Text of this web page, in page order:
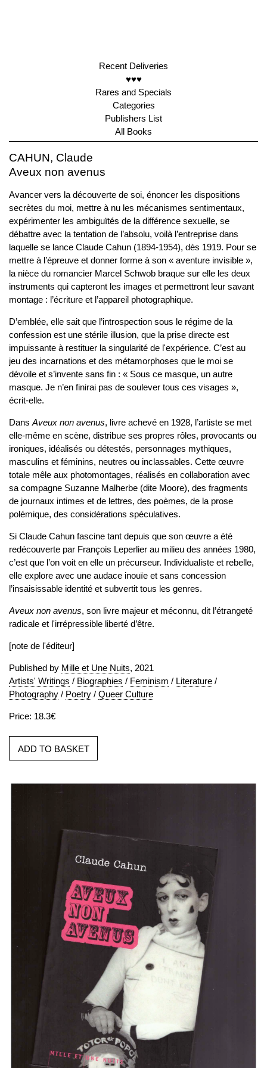
Recent Deliveries
♥♥♥
Rares and Specials
Categories
Publishers List
All Books
CAHUN, Claude
Aveux non avenus
Avancer vers la découverte de soi, énoncer les dispositions
secrètes du moi, mettre à nu les mécanismes sentimentaux,
expérimenter les ambiguïtés de la différence sexuelle, se
débattre avec la tentation de l’absolu, voilà l’entreprise dans
laquelle se lance Claude Cahun (1894-1954), dès 1919. Pour se
mettre à l’épreuve et donner forme à son « aventure invisible »,
la nièce du romancier Marcel Schwob braque sur elle les deux
instruments qui capteront les images et permettront leur savant
montage : l’écriture et l’appareil photographique.
D’emblée, elle sait que l’introspection sous le régime de la
confession est une stérile illusion, que la prise directe est
impuissante à restituer la singularité de l'expérience. C’est au
jeu des incarnations et des métamorphoses que le moi se
dévoile et s’invente sans fin : « Sous ce masque, un autre
masque. Je n’en finirai pas de soulever tous ces visages »,
écrit-elle.
Dans Aveux non avenus, livre achevé en 1928, l’artiste se met
elle-même en scène, distribue ses propres rôles, provocants ou
ironiques, idéalisés ou détestés, personnages mythiques,
masculins et féminins, neutres ou inclassables. Cette œuvre
totale mêle aux photomontages, réalisés en collaboration avec
sa compagne Suzanne Malherbe (dite Moore), des fragments
de journaux intimes et de lettres, des poèmes, de la prose
polémique, des considérations spéculatives.
Si Claude Cahun fascine tant depuis que son œuvre a été
redécouverte par François Leperlier au milieu des années 1980,
c’est que l’on voit en elle un précurseur. Individualiste et rebelle,
elle explore avec une audace inouïe et sans concession
l’insaisissable identité et subvertit tous les genres.
Aveux non avenus, son livre majeur et méconnu, dit l’étrangeté
radicale et l'irrépressible liberté d’être.
[note de l'éditeur]
Published by Mille et Une Nuits, 2021
Artists' Writings / Biographies / Feminism / Literature /
Photography / Poetry / Queer Culture
Price: 18.3€
ADD TO BASKET